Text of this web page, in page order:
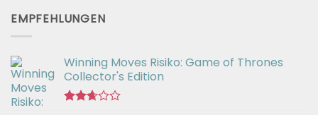
von 5
EMPFEHLUNGEN
Winning Moves Risiko: Game of Thrones
Collector's Edition